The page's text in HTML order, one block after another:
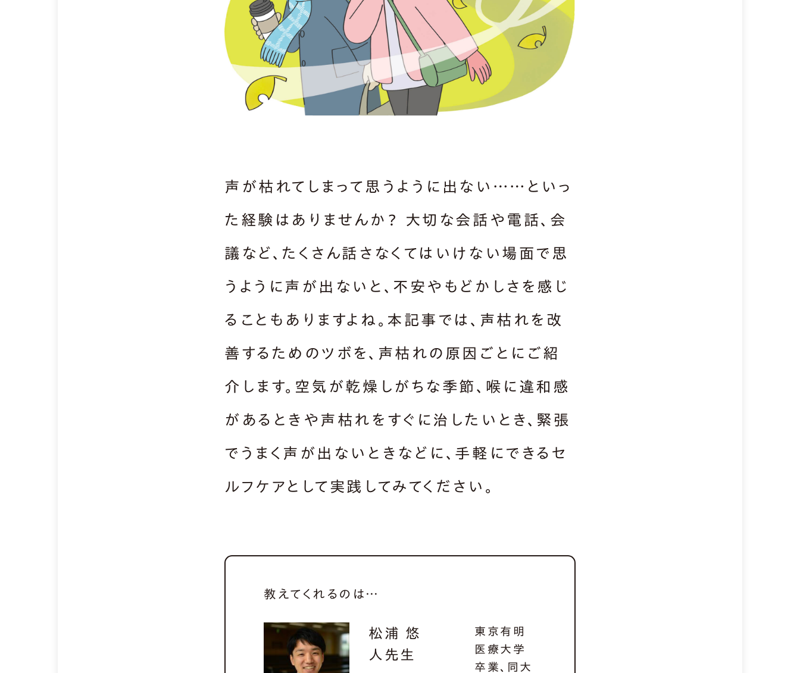
声が枯れてしまって思うように出ない……といっ
た経験はありませんか？ 大切な会話や電話、会
議など、たくさん話さなくてはいけない場面で思
うように声が出ないと、不安やもどかしさを感じ
ることもありますよね。本記事では、声枯れを改
善するためのツボを、声枯れの原因ごとにご紹
介します。空気が乾燥しがちな季節、喉に違和感
があるときや声枯れをすぐに治したいとき、緊張
でうまく声が出ないときなどに、手軽にできるセ
ルフケアとして実践してみてください。
教えてくれるのは…
松浦 悠
人先生
東京有明
医療大学
卒業、同大